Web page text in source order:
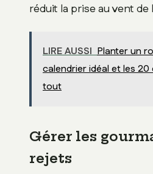
réduit la prise au vent de
LIRE AUSSI Planter un
calendrier idéal et les
tout
Gérer les
rejets